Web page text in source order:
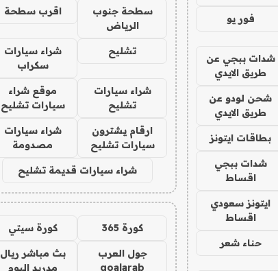
فور يو
شدات ببجي عن
طريق الايدي
شحن لودو عن
طريق الايدي
بطاقات ايتونز
شدات ببجي
اقساط
ايتونز سعودي
اقساط
حناء شعر
سطحة جنوب
الرياض
اقرب سطحة
تشليح
شراء سيارات
سكراب
شراء سيارات
تشليح
موقع شراء
سيارات تشليح
ارقام يشترون
سيارات تشليح
شراء سيارات
مصدومة
شراء سيارات قديمة تشليح
كورة 365 كورة سيتي
جول العرب
goalarab
بث مباشر ريال
مدريد اليوم